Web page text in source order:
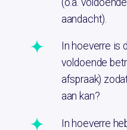
aandacht).
In hoeverre is
voldoende
afspraak)
aan kan?
In hoeverre